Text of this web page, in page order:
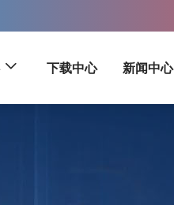
下载中心 新闻中心